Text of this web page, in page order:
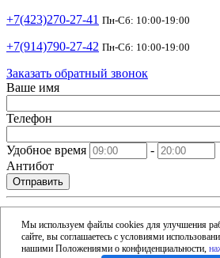
Мы используем файлы cookies для улучшения
сайте, вы соглашаетесь с условиями
нашими Положениями о конфиденциальности,
+7(423)270-27-41 Пн-Сб: 10:00-19:00
+7(914)790-27-42 Пн-Сб: 10:00-19:00
Заказать обратный звонок
Ваше имя
Телефон
Удобное время
-
Антибот
Отправить
Адрес